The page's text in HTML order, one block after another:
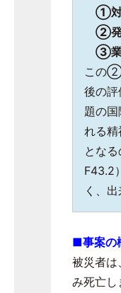
①対
②発
③業
この②
後の評
題の
れる
とな
F43.2
く、
■事案の
被災者は
み死亡し